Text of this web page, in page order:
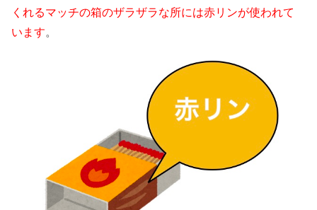
くれるマッチの箱のザラザラな所には赤リンが使われて
います。